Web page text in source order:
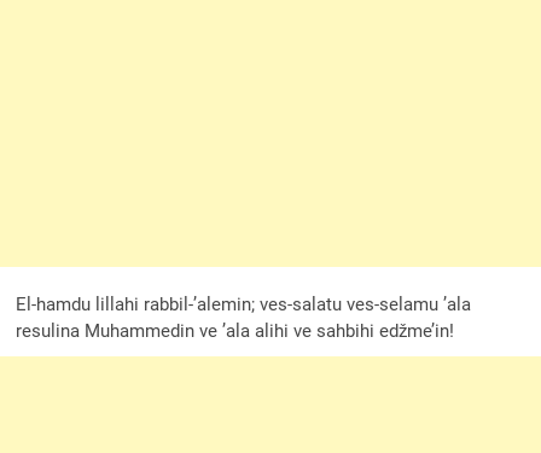
El-hamdu lillahi rabbil-’alemin; ves-salatu ves-selamu ’ala
resulina Muhammedin ve ’ala alihi ve sahbihi edžme’in!